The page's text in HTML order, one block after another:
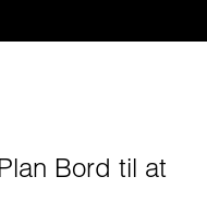
Bord til at